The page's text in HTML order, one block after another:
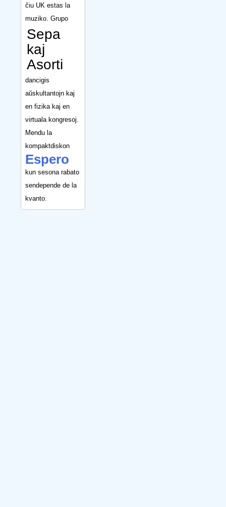
ĉiu UK estas la
muziko. Grupo
Sepa
kaj
Asorti
dancigis
aŭskultantojn kaj
en fizika kaj en
virtuala kongresoj.
Mendu la
kompaktdiskon
Espero
kun sesona rabato
sendepende de la
kvanto.